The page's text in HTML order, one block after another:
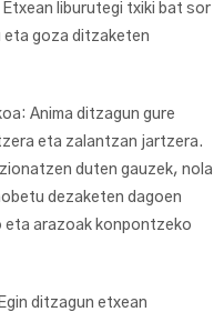
liburutegi txiki bat sor
eta goza ditzaketen
Anima ditzagun gure
eta zalantzan jartzera.
duten gauzek, nola
dezaketen dagoen
arazoak konpontzeko
ditzagun etxean